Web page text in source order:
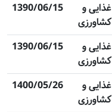
غذایی و
کشاورزی
1390/06/15
غذایی و
کشاورزی
1390/06/15
غذایی و
کشاورزی
1400/05/26